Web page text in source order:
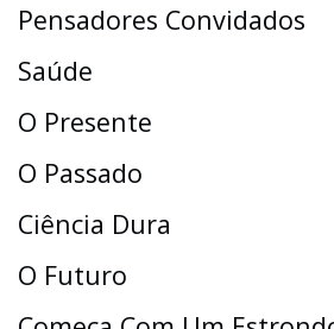
Pensadores Convidados
Saúde
O Presente
O Passado
Ciência Dura
O Futuro